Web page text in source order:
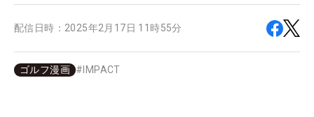
配信日時： 2025年2月17日 11時55分
ゴルフ漫画 # IMPACT